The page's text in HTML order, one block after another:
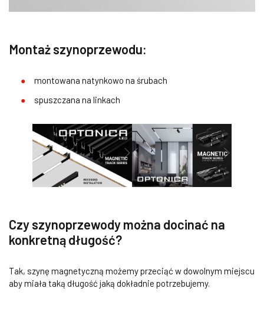
Montaż szynoprzewodu:
montowana natynkowo na śrubach
spuszczana na linkach
Czy szynoprzewody można docinać na
konkretną długość?
Tak, szynę magnetyczną możemy przeciąć w dowolnym miejscu
aby miała taką długość jaką dokładnie potrzebujemy.